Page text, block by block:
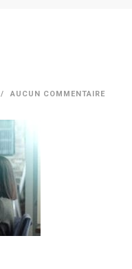
AUCUN COMMENTAIRE